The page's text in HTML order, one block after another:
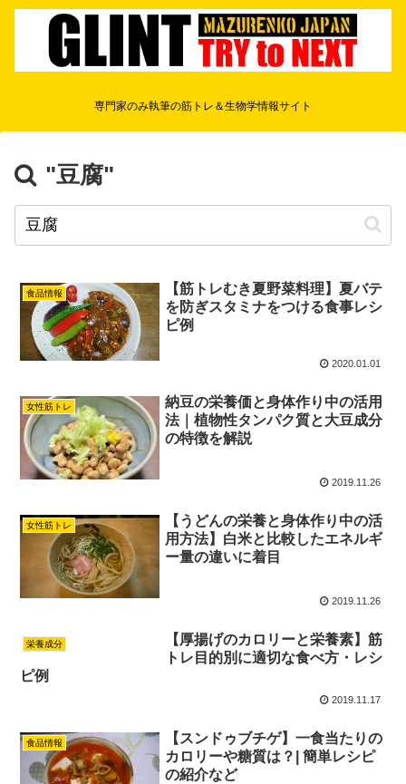
専門家のみ執筆の筋トレ＆生物学情報サイト
"豆腐"
食品情報
【筋トレむき夏野菜料理】夏バテ
を防ぎスタミナをつける食事レシ
ピ例
2020.01.01
女性筋トレ
納豆の栄養価と身体作り中の活用
法｜植物性タンパク質と大豆成分
の特徴を解説
2019.11.26
女性筋トレ
【うどんの栄養と身体作り中の活
用方法】白米と比較したエネルギ
ー量の違いに着目
2019.11.26
栄養成分
【厚揚げのカロリーと栄養素】筋
トレ目的別に適切な食べ方・レシ
ピ例
2019.11.17
食品情報
【スンドゥブチゲ】一食当たりの
カロリーや糖質は？| 簡単レシピ
の紹介など